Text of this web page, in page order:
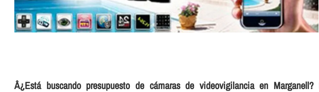
Â¿Está buscando presupuesto de cámaras de videovigilancia en Marganell?